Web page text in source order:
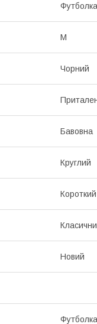
Футболка
M
Чорний
Бавовна
Круглий
Короткий
Новий
Футболка